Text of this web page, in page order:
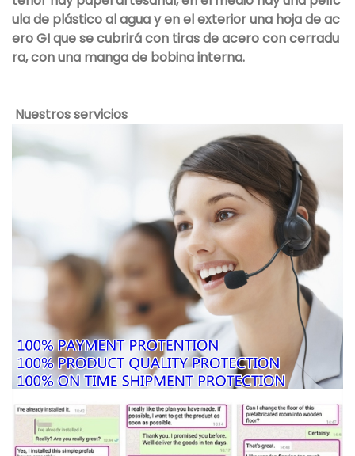
ula de plástico al agua y en el exterior una hoja de ac
ero GI que se cubrirá con tiras de acero con cerradu
ra, con una manga de bobina interna.
Nuestros servicios